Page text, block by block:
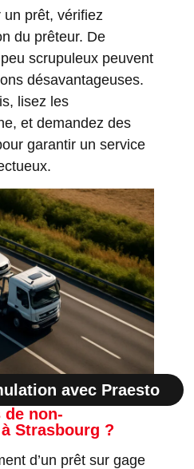
prêt, vérifiez
du prêteur. De
scrupuleux peuvent
désavantageuses.
lisez les
et demandez des
garantir un service
avec Praesto
de non-
remboursement à Strasbourg ?
d’un prêt sur gage